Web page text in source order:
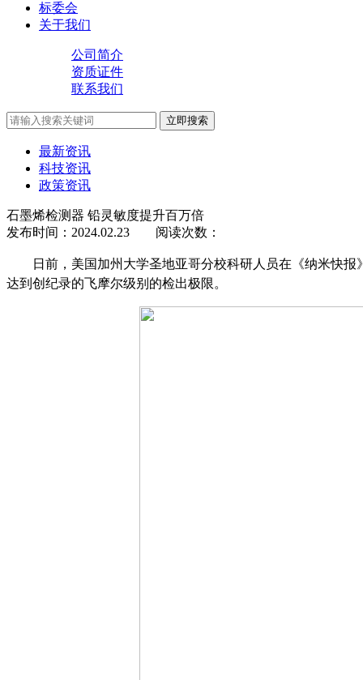
标委会
关于我们
公司简介
资质证件
联系我们
立即搜索
最新资讯
科技资讯
政策资讯
石墨烯检测器 铅灵敏度提升百万倍
发布时间： 2024.02.23 阅读次数：
日前，美国加州大学圣地亚哥分校科研人员在《纳米快
达到创纪录的飞摩尔级别的检出极限。